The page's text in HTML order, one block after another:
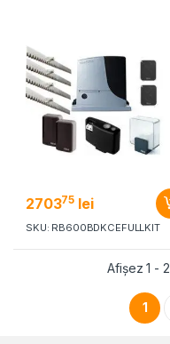
270375 lei
SKU: RB600BDKCEFULLKIT
Afișez 1 -
1